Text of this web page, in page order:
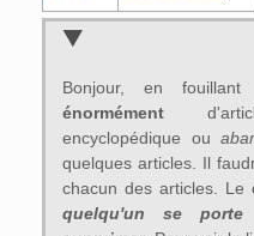
Bonjour, en
énormément
encyclopédique ou
quelques articles. Il
chacun des articles. Le
quelqu'un se porte